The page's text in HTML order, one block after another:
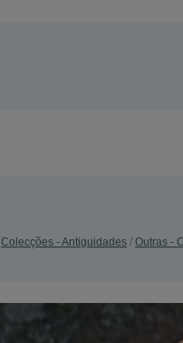
Colecções - Antiguidades Outras -